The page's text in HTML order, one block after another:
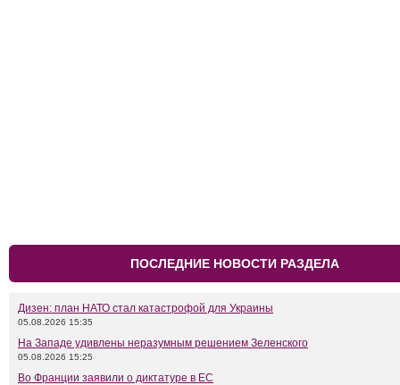
ПОСЛЕДНИЕ НОВОСТИ РАЗДЕЛА
Дизен: план НАТО стал катастрофой для Украины
05.08.2026 15:35
На Западе удивлены неразумным решением Зеленского
05.08.2026 15:25
Во Франции заявили о диктатуре в ЕС